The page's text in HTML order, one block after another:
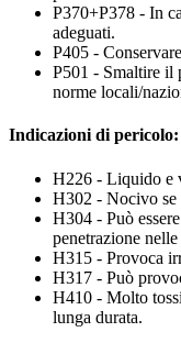
P370+P378 - In
adeguati.
P405 -
P501 - Smaltire il
norme locali/
Indicazioni di pericolo:
H226 - Liquido e
H302 - Nocivo se
H304 - Può
penetrazione
H315 - Provoca
H317 - Può
H410 - Molto
lunga durata.